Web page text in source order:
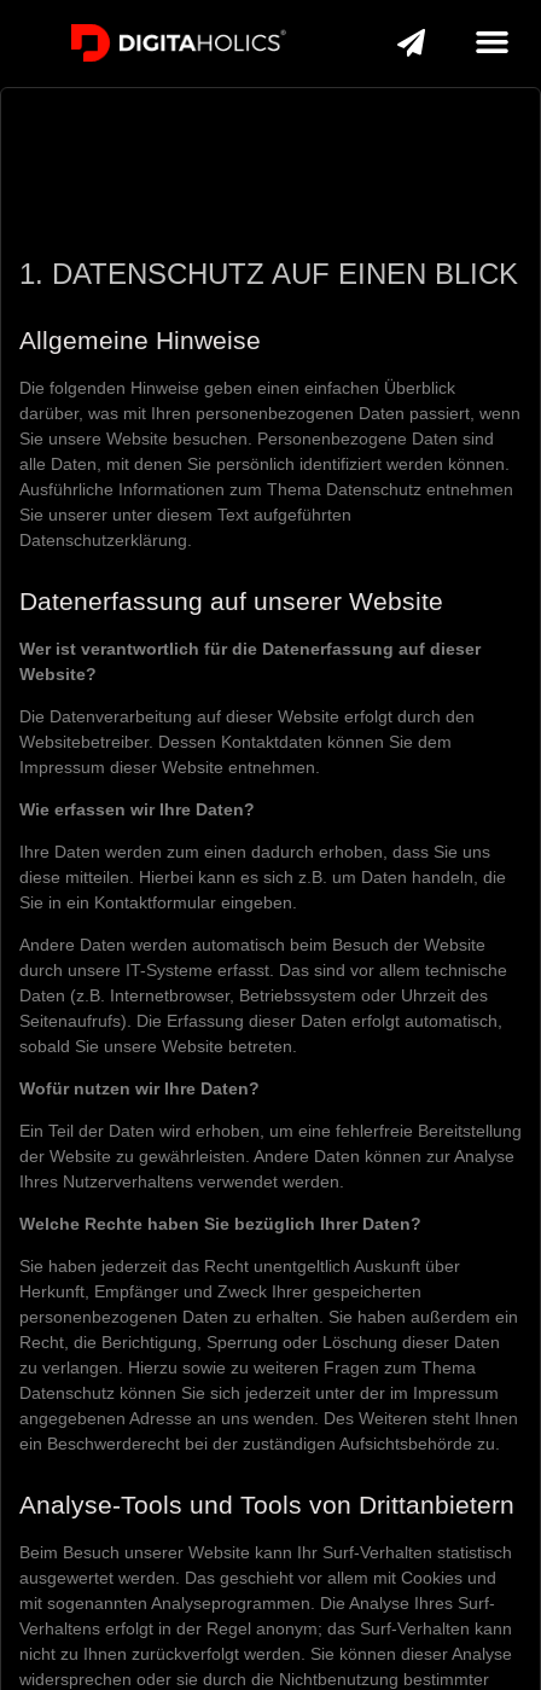
1. DATENSCHUTZ AUF EINEN BLICK
Allgemeine Hinweise
Die folgenden Hinweise geben einen einfachen Überblick
darüber, was mit Ihren personenbezogenen Daten passiert, wenn
Sie unsere Website besuchen. Personenbezogene Daten sind
alle Daten, mit denen Sie persönlich identifiziert werden können.
Ausführliche Informationen zum Thema Datenschutz entnehmen
Sie unserer unter diesem Text aufgeführten
Datenschutzerklärung.
Datenerfassung auf unserer Website
Wer ist verantwortlich für die Datenerfassung auf dieser
Website?
Die Datenverarbeitung auf dieser Website erfolgt durch den
Websitebetreiber. Dessen Kontaktdaten können Sie dem
Impressum dieser Website entnehmen.
Wie erfassen wir Ihre Daten?
Ihre Daten werden zum einen dadurch erhoben, dass Sie uns
diese mitteilen. Hierbei kann es sich z.B. um Daten handeln, die
Sie in ein Kontaktformular eingeben.
Andere Daten werden automatisch beim Besuch der Website
durch unsere IT-Systeme erfasst. Das sind vor allem technische
Daten (z.B. Internetbrowser, Betriebssystem oder Uhrzeit des
Seitenaufrufs). Die Erfassung dieser Daten erfolgt automatisch,
sobald Sie unsere Website betreten.
Wofür nutzen wir Ihre Daten?
Ein Teil der Daten wird erhoben, um eine fehlerfreie Bereitstellung
der Website zu gewährleisten. Andere Daten können zur Analyse
Ihres Nutzerverhaltens verwendet werden.
Welche Rechte haben Sie bezüglich Ihrer Daten?
Sie haben jederzeit das Recht unentgeltlich Auskunft über
Herkunft, Empfänger und Zweck Ihrer gespeicherten
personenbezogenen Daten zu erhalten. Sie haben außerdem ein
Recht, die Berichtigung, Sperrung oder Löschung dieser Daten
zu verlangen. Hierzu sowie zu weiteren Fragen zum Thema
Datenschutz können Sie sich jederzeit unter der im Impressum
angegebenen Adresse an uns wenden. Des Weiteren steht Ihnen
ein Beschwerderecht bei der zuständigen Aufsichtsbehörde zu.
Analyse-Tools und Tools von Drittanbietern
Beim Besuch unserer Website kann Ihr Surf-Verhalten statistisch
ausgewertet werden. Das geschieht vor allem mit Cookies und
mit sogenannten Analyseprogrammen. Die Analyse Ihres Surf-
Verhaltens erfolgt in der Regel anonym; das Surf-Verhalten kann
nicht zu Ihnen zurückverfolgt werden. Sie können dieser Analyse
widersprechen oder sie durch die Nichtbenutzung bestimmter